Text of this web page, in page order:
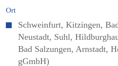
Ort
Schweinfurt, Kitzingen,
Neustadt, Suhl,
Bad Salzungen, Arnstadt,
gGmbH)